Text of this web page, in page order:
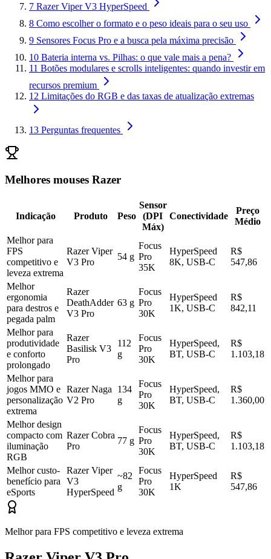
7 Razer Viper V3 HyperSpeed
8 Como escolher o formato e o peso ideais para o seu uso
9 Sensores Focus Pro e a busca pela máxima precisão
10 Bateria interna vs. Pilhas: o que vale mais a pena?
11 Botões modulares e scrolls inteligentes: quando investir em
recursos premium
12 Limitações do RGB e das taxas de atualização extremas
13 Perguntas frequentes
Melhores mouses Razer
Indicação Produto Peso
Sensor
(DPI
Máx)
Conectividade
Preço
Médio
Melhor para
FPS
competitivo e
leveza extrema
Razer Viper
V3 Pro
54 g
Focus
Pro
35K
HyperSpeed
8K, USB-C
R$
547,86
Melhor
ergonomia
para destros e
pegada palm
Razer
DeathAdder
V3 Pro
63 g
Focus
Pro
30K
HyperSpeed
1K, USB-C
R$
842,11
Melhor para
produtividade
e conforto
prolongado
Razer
Basilisk V3
Pro
112
g
Focus
Pro
30K
HyperSpeed,
BT, USB-C
R$
1.103,18
Melhor para
jogos MMO e
personalização
extrema
Razer Naga
V2 Pro
134
g
Focus
Pro
30K
HyperSpeed,
BT, USB-C
R$
1.360,00
Melhor design
compacto com
iluminação
RGB
Razer Cobra
Pro
77 g
Focus
Pro
30K
HyperSpeed,
BT, USB-C
R$
1.103,18
Melhor custo-
benefício para
eSports
Razer Viper
V3
HyperSpeed
~82
g
Focus
Pro
30K
HyperSpeed
1K
R$
547,86
Melhor para FPS competitivo e leveza extrema